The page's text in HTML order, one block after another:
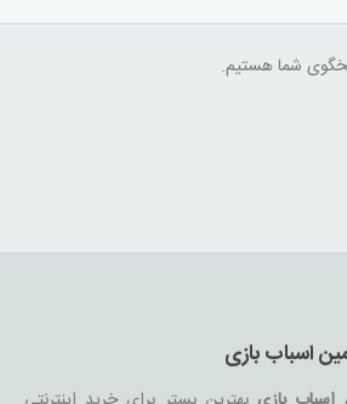
اسباب بازی